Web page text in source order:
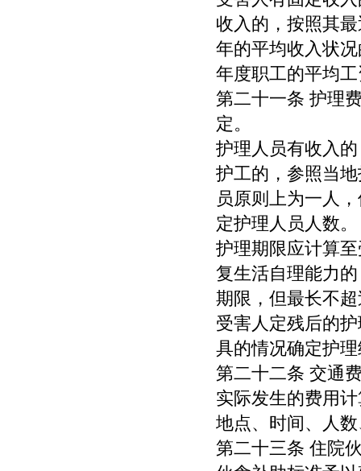
收入的，按照其
年的平均收入状
年度职工的平均
第二十一条 护理
定。
护理人员有收入
护工的，参照当
员原则上为一人
定护理人员人数。
护理期限应计算
复生活自理能力
期限，但最长不
受害人定残后的
具的情况确定护
第二十二条 交通
实际发生的费用
地点、时间、人
第二十三条 住院